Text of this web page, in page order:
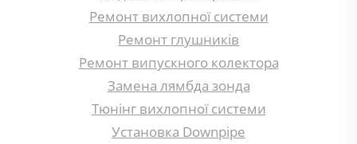
Ремонт вихлопної системи
Ремонт глушників
Ремонт випускного колектора
Замена лямбда зонда
Тюнінг вихлопної системи
Установка Downpipe